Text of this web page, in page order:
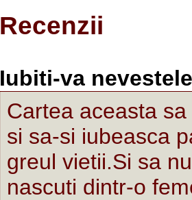
Recenzii
Iubiti-va
Cartea aceasta
si sa-si iubeasca
greul vietii.Si sa
nascuti dintr-o